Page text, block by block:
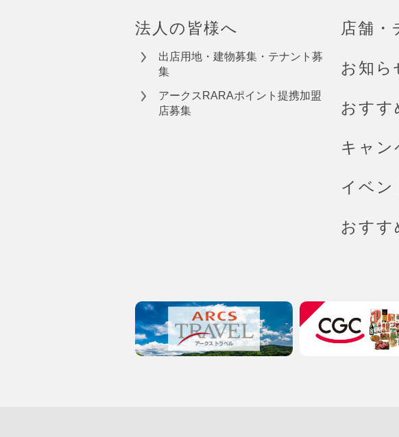
法人の皆様へ
出店用地・建物募集・テナント募
集
アークスRARAポイント提携加盟
店募集
店舗・
お知ら
おすす
キャン
イベン
おすす